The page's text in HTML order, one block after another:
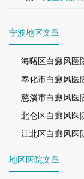
宁波地区文章
海曙区白癜风医
奉化市白癜风医
慈溪市白癜风医
北仑区白癜风医
江北区白癜风医
地区医院文章